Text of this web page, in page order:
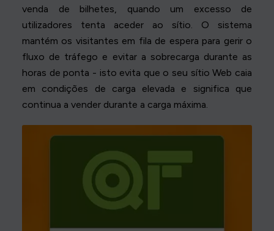
venda de bilhetes, quando um excesso de
utilizadores tenta aceder ao sítio. O sistema
mantém os visitantes em fila de espera para gerir o
fluxo de tráfego e evitar a sobrecarga durante as
horas de ponta - isto evita que o seu sítio Web caia
em condições de carga elevada e significa que
continua a vender durante a carga máxima.